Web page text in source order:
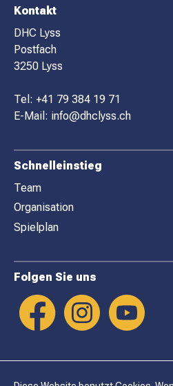
F
O
O
T
E
R
Kontakt
DHC Lyss
Postfach
3250 Lyss
Tel: +41 79 384 19 71
E-Mail: info@dhclyss.ch
Schnelleinstieg
Team
Organisation
Spielplan
Folgen Sie uns